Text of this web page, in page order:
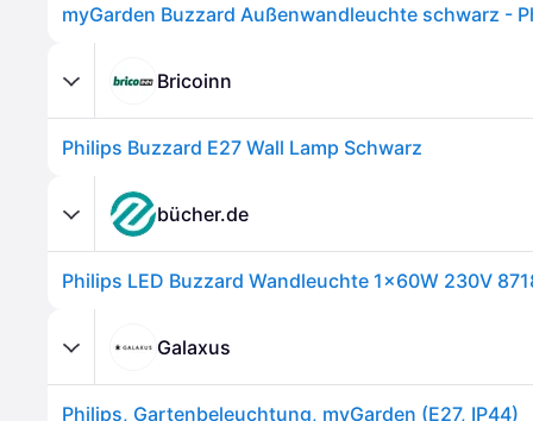
Bricoinn
Philips Buzzard E27 Wall Lamp Schwarz
bücher.de
Galaxus
Philips, Gartenbeleuchtung, myGarden (E27, IP44)